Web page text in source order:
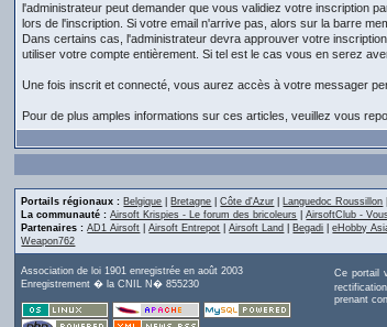
l'administrateur peut demander que vous validiez votre inscription
lors de l'inscription. Si votre email n'arrive pas, alors sur la barre
Dans certains cas, l'administrateur devra approuver votre
utiliser votre compte entièrement. Si tel est le cas vous en serez
Une fois inscrit et connecté, vous aurez accès à votre messager
Pour de plus amples informations sur ces articles, veuillez vous
Portails régionaux : Belgique Bretagne |Côte d'Azur Languedoc Roussillon
La communauté : Airsoft Krispies - Le forum des bricoleurs |AirsoftClub -
Partenaires : AD1 Airsoft |Airsoft Entrepot |Airsoft Land Begadi |eHobby
Weapon762
Association de loi 1901 enregistrée en août 2003
Enregistrement � la CNIL N� 855230
Ce portail
prenant